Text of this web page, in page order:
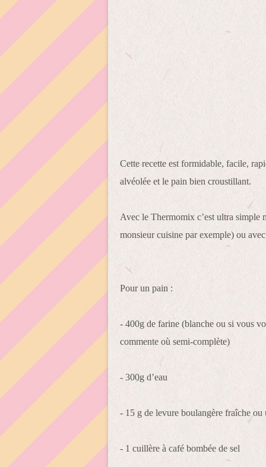
Cette recette est formidable, facile,
alvéolée et le pain bien croustillant.
Avec le Thermomix c’est ultra simple
monsieur cuisine par exemple) ou
Pour un pain :
- 400g de farine (blanche ou si vous
commente où semi-complète)
- 300g d’eau
- 15 g de levure boulangère fraîche ou
- 1 cuillère à café bombée de sel